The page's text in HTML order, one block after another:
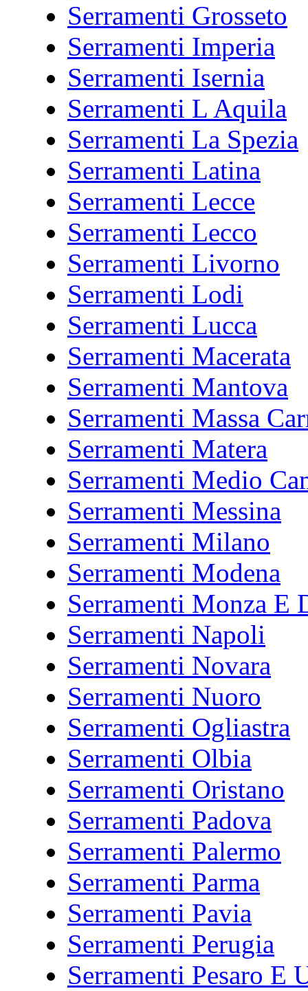
Serramenti Grosseto
Serramenti Imperia
Serramenti Isernia
Serramenti L Aquila
Serramenti La Spezia
Serramenti Latina
Serramenti Lecce
Serramenti Lecco
Serramenti Livorno
Serramenti Lodi
Serramenti Lucca
Serramenti Macerata
Serramenti Mantova
Serramenti Massa
Serramenti Matera
Serramenti Medio
Serramenti Messina
Serramenti Milano
Serramenti Modena
Serramenti Monza E
Serramenti Napoli
Serramenti Novara
Serramenti Nuoro
Serramenti Ogliastra
Serramenti Olbia
Serramenti Oristano
Serramenti Padova
Serramenti Palermo
Serramenti Parma
Serramenti Pavia
Serramenti Perugia
Serramenti Pesaro E